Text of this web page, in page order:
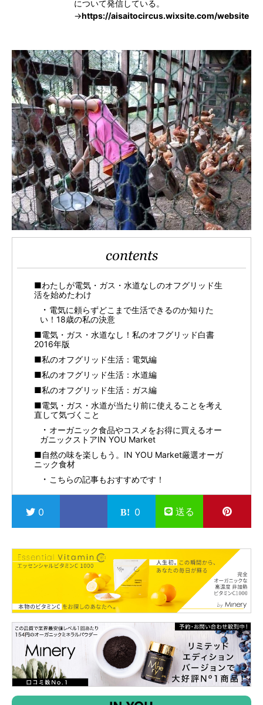
について発信している。
→https://aisaitocircus.wixsite.com/website
contents
■わたしが電気・ガス・水道なしのオフグリッド生
活を始めたわけ
電気に頼らずどこまで生活できるのか知りた
い！18歳の私の決意
■電気・ガス・水道なし！私のオフグリッド白書
2016年版
■私のオフグリッド生活：電気編
■私のオフグリッド生活：水道編
■私のオフグリッド生活：ガス編
■電気・ガス・水道が当たり前に使えることを考え
直して気づくこと
オーガニック食品やコスメをお得に買えるオー
ガニックストアIN YOU Market
■自然の味を楽しもう。IN YOU Market厳選オーガ
ニック食材
こちらの記事もおすすめです！
0 0 送る